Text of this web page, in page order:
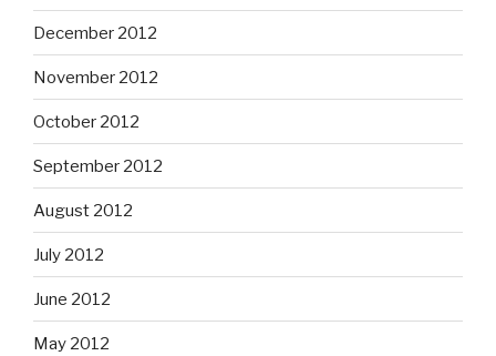
December 2012
November 2012
October 2012
September 2012
August 2012
July 2012
June 2012
May 2012